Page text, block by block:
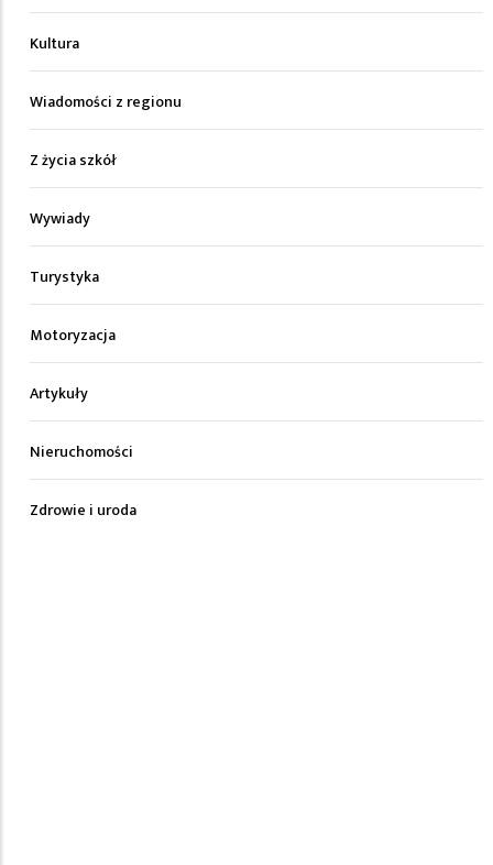
Kultura
Wiadomości z regionu
Z życia szkół
Wywiady
Turystyka
Motoryzacja
Artykuły
Nieruchomości
Zdrowie i uroda